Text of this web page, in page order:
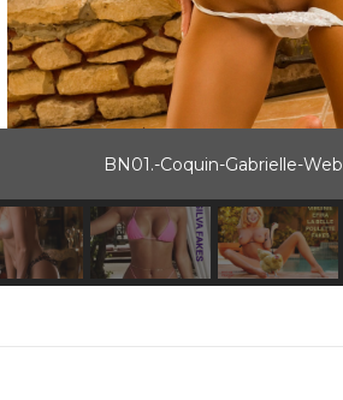
BN01.-Coquin-Gabrielle-Web